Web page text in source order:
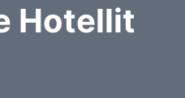
Hotellit